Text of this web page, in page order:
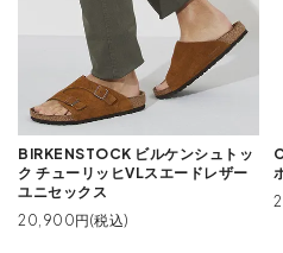
BIRKENSTOCK ビルケンシュトッ
ク チューリッヒVLスエードレザー
ユニセックス
20,900円(税込)